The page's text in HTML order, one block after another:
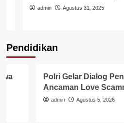
admin Agustus 31, 2025
Pendidikan
Pendidikan
Polri Gelar Dialog
Ancaman Love Scamming Di
Agustus 5, 2026